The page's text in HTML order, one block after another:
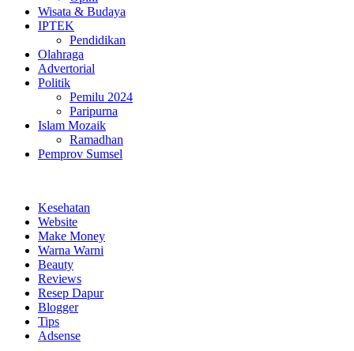
Wisata & Budaya
IPTEK
Pendidikan
Olahraga
Advertorial
Politik
Pemilu 2024
Paripurna
Islam Mozaik
Ramadhan
Pemprov Sumsel
Kesehatan
Website
Make Money
Warna Warni
Beauty
Reviews
Resep Dapur
Blogger
Tips
Adsense